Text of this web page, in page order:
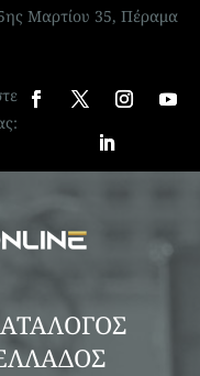
Μαρτίου 35, Πέραμα